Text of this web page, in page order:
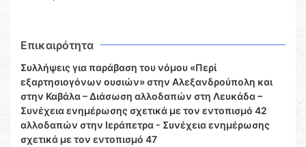
Επικαιρότητα
Συλλήψεις για παράβαση του νόμου «Περί
εξαρτησιογόνων ουσιών» στην Αλεξανδρούπολη και
στην Καβάλα – Διάσωση αλλοδαπών στη Λευκάδα –
Συνέχεια ενημέρωσης σχετικά με τον εντοπισμό 42
αλλοδαπών στην Ιεράπετρα - Συνέχεια ενημέρωσης
σχετικά με τον εντοπισμό 47